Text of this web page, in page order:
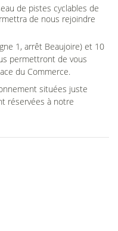
de pistes cyclables de
de nous rejoindre
1, arrêt Beaujoire) et 10
permettront de vous
du Commerce.
situées juste
réservées à notre